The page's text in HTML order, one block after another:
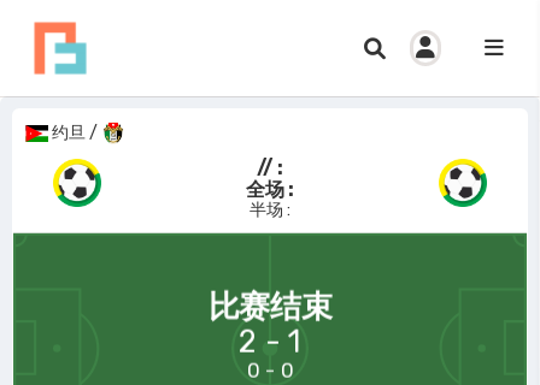
约旦/
// :
全场 :
半场 :
比赛结束
2 - 1
0 - 0